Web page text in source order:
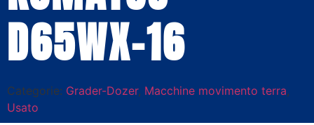
D65WX-16
Categorie: Grader-Dozer, Macchine movimento terra,
Usato